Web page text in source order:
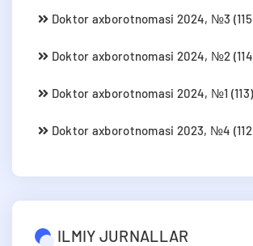
Doktor axborotnomasi 2024, №3
Doktor axborotnomasi 2024, №2
Doktor axborotnomasi 2024, №1 (113)
Doktor axborotnomasi 2023, №4
ILMIY JURNALLAR